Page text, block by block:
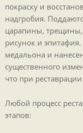
покраску и
надгробия.
царапины, трещины,
рисунок и
медальона и
существенного
что при реставрации
Любой процесс
этапов: